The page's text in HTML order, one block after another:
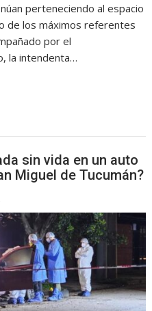
perteneciendo al espacio
de los máximos referentes
por el
la intendenta…
sin vida en un auto
Miguel de Tucumán?